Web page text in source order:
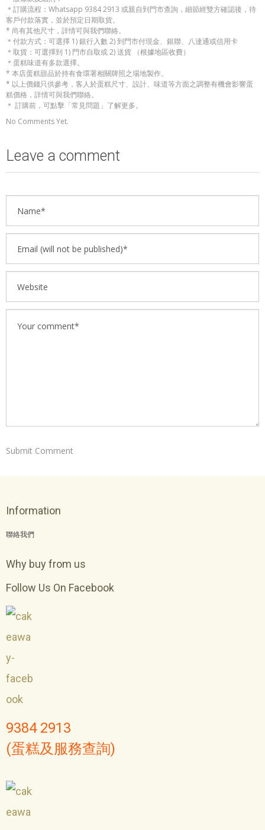
＊訂購流程：Whatsapp 9384 2913 或親自到門市查詢，細節經雙方確認後，待
客戶付款落實，並於預定日期取貨。
* 尚有其他尺寸，詳情可與我們聯絡。
＊付款方式：可選擇 1) 銀行入數 2) 到門市付現金、銀聯、八達通或信用卡
＊取貨：可選擇到 1) 門市自取或 2) 送貨 （根據地區收費）
＊蛋糕味道有多款選擇。
* 本店蛋糕甜品於持有食環署相關牌照之場地製作。
* 以上價錢只供參考，客人於蛋糕尺寸、設計、味道等方面之調整有機會影響蛋
糕價格，詳情可與我們聯絡。
＊ 訂購前，可點擊「常見問題」了解更多。
No Comments Yet.
Leave a comment
Information
聯絡我們
Why buy from us
Follow Us On Facebook
9384 2913
(蛋糕及服務查詢)